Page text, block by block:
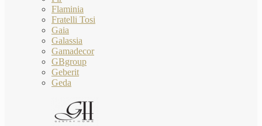
Flaminia
Fratelli Tosi
Gaia
Galassia
Gamadecor
GBgroup
Geberit
Geda